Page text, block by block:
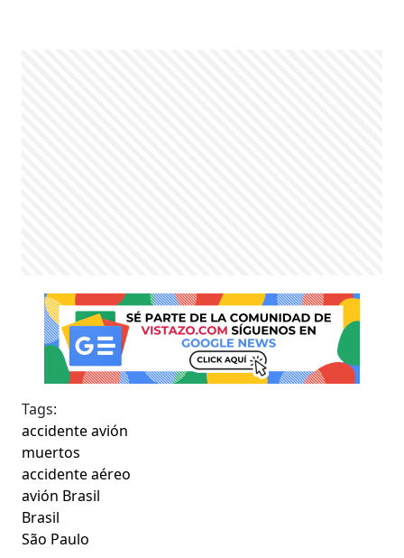
Tags:
accidente avión
muertos
accidente aéreo
avión Brasil
Brasil
São Paulo